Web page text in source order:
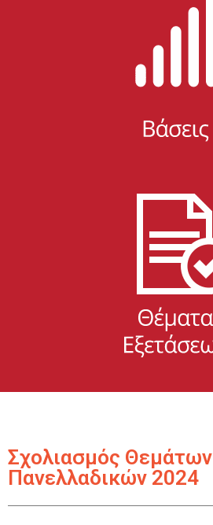
Σχολιασμός Θεμάτων
Πανελλαδικών 2024